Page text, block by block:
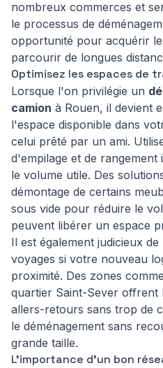
nombreux commerces et
le processus de
opportunité pour acquérir
parcourir de longues
Optimisez les espaces de
Lorsque l'on privilégie un
camion à Rouen, il devient
l'espace disponible dans
celui prêté par un ami.
d'empilage et de
le volume utile. Des
démontage de certains
sous vide pour réduire le
peuvent libérer un espace
Il est également judicieux
voyages si votre nouveau
proximité. Des zones
quartier Saint-Sever offrent
allers-retours sans trop de
le déménagement sans
grande taille.
L'importance d'un bon